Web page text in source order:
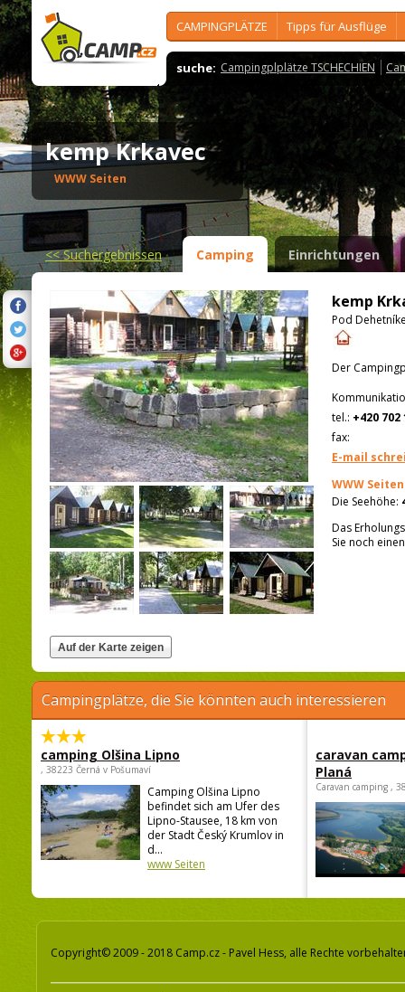
CAMPINGPLÄTZE Tipps für Ausflüge
suche: Campingplplätze TSCHECHIEN
kemp Krkavec
WWW Seiten
<<Suchergebnissen Camping Einrichtungen
kemp
Pod
Der
tel.: +420 702
fax:
E-mail
WWW Seiten
Die Seehöhe:
Das
Sie noch
Campingplätze, die Sie könnten auch interessieren
camping Olšina Lipno
, 38223 Černá v Pošumaví
Camping Olšina Lipno
befindet sich am Ufer des
Lipno-Stausee, 18 km von
der Stadt Český Krumlov in
d...
www Seiten
caravan
Planá
Caravan camping ,
Copyright© 2009 - 2018 Camp.cz - Pavel Hess, alle Rechte